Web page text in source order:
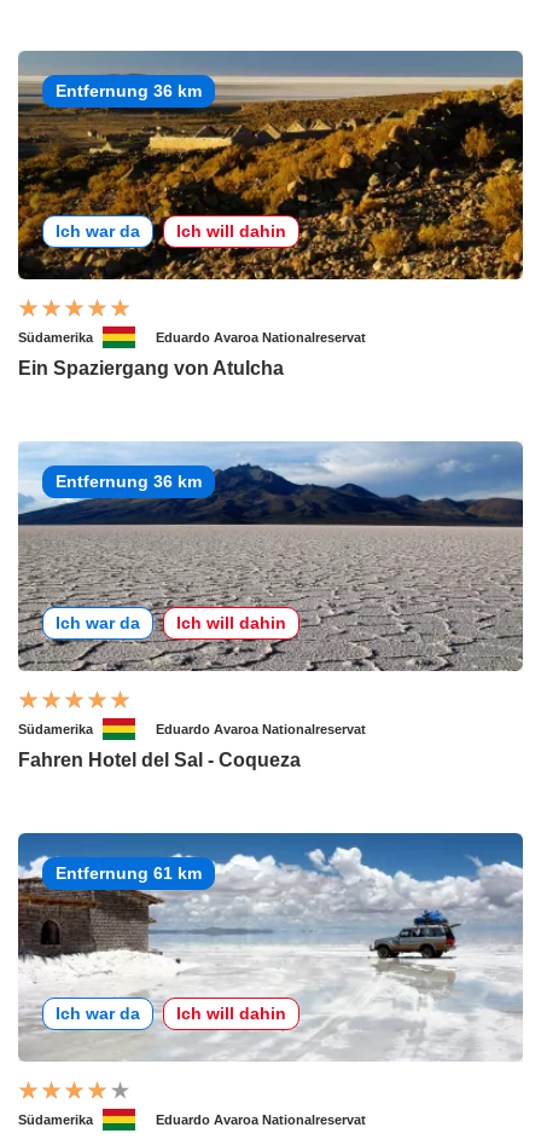
Entfernung 36 km
Ich war da Ich will dahin
Südamerika Eduardo Avaroa Nationalreservat
Ein Spaziergang von Atulcha
Entfernung 36 km
Ich war da Ich will dahin
Südamerika Eduardo Avaroa Nationalreservat
Fahren Hotel del Sal - Coqueza
Entfernung 61 km
Ich war da Ich will dahin
Südamerika Eduardo Avaroa Nationalreservat